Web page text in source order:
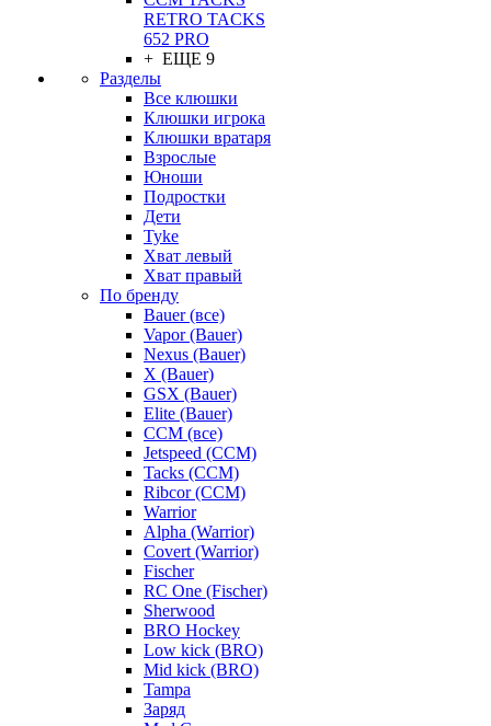
RETRO TACKS
652 PRO
+ ЕЩЕ 9
Разделы
Все клюшки
Клюшки игрока
Клюшки вратаря
Взрослые
Юноши
Подростки
Дети
Tyke
Хват левый
Хват правый
По бренду
Bauer (все)
Vapor (Bauer)
Nexus (Bauer)
X (Bauer)
GSX (Bauer)
Elite (Bauer)
CCM (все)
Jetspeed (CCM)
Tacks (CCM)
Ribcor (CCM)
Warrior
Alpha (Warrior)
Covert (Warrior)
Fischer
RC One (Fischer)
Sherwood
BRO Hockey
Low kick (BRO)
Mid kick (BRO)
Tampa
Заряд